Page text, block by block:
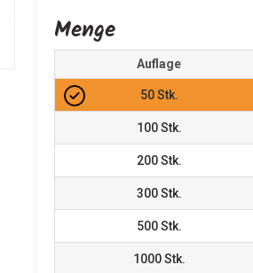
Menge
Auflage
50Stk.
100Stk.
200Stk.
300Stk.
500Stk.
1000Stk.